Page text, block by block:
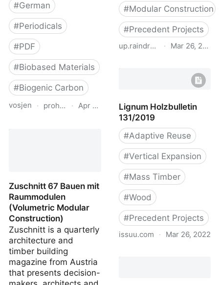
#German
#Periodicals
#PDF
#Biobased Materials
#Biogenic Carbon
vosjen · proholz.at
· Apr 16, 2026
Zuschnitt 67 Bauen mit
Raummodulen
(Volumetric Modular
Construction)
Zuschnitt is a quarterly
architecture and
timber building
magazine from Austria
that presents decision-
#Modular Construction
#Precedent Projects
up.raindrop.io· Mar 26, 2022
Lignum Holzbulletin
131/2019
#Adaptive Reuse
#Vertical Expansion
#Mass Timber
#Wood
#Precedent Projects
issuu.com · Mar 26, 2022